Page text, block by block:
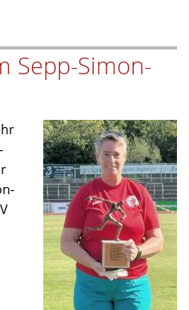
Sepp-Simon-